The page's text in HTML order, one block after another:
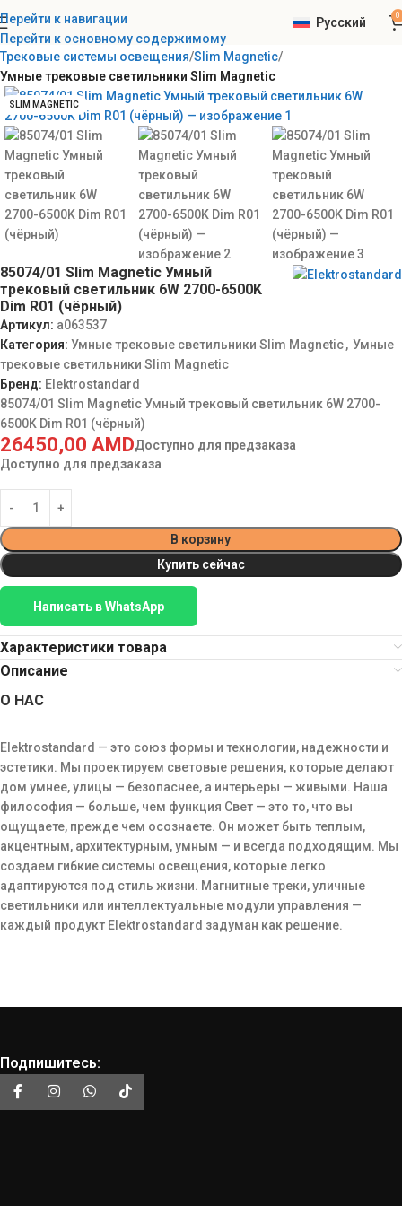
Перейти к навигации
Перейти к основному содержимому
Русский 0
Главная Elektrostandard Интерьерное освещение
Трековые системы освещения Slim Magnetic
Умные трековые светильники Slim Magnetic
SLIM MAGNETIC
85074/01 Slim Magnetic Умный
трековый светильник 6W 2700-6500K
Dim R01 (чёрный)
Артикул: a063537
Категория: Умные трековые светильники Slim Magnetic, Умные
трековые светильники Slim Magnetic
Бренд: Elektrostandard
85074/01 Slim Magnetic Умный трековый светильник 6W 2700-
6500K Dim R01 (чёрный)
26450,00 AMDДоступно для предзаказа
Доступно для предзаказа
В корзину
Купить сейчас
Написать в WhatsApp
Характеристики товара
Описание
О НАС
Elektrostandard — это союз формы и технологии, надежности и
эстетики. Мы проектируем световые решения, которые делают
дом умнее, улицы — безопаснее, а интерьеры — живыми. Наша
философия — больше, чем функция Свет — это то, что вы
ощущаете, прежде чем осознаете. Он может быть теплым,
акцентным, архитектурным, умным — и всегда подходящим. Мы
создаем гибкие системы освещения, которые легко
адаптируются под стиль жизни. Магнитные треки, уличные
светильники или интеллектуальные модули управления —
каждый продукт Elektrostandard задуман как решение.
Подпишитесь: